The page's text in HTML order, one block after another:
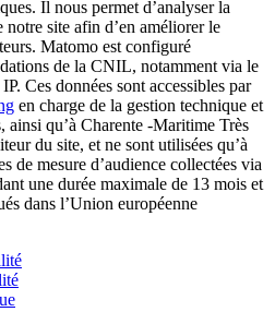
Il nous permet d’analyser la
site afin d’en améliorer le
Matomo est configuré
de la CNIL, notamment via le
Ces données sont accessibles par
en charge de la gestion technique et
ainsi qu’à Charente -Maritime Très
du site, et ne sont utilisées qu’à
de mesure d’audience collectées via
une durée maximale de 13 mois et
dans l’Union européenne